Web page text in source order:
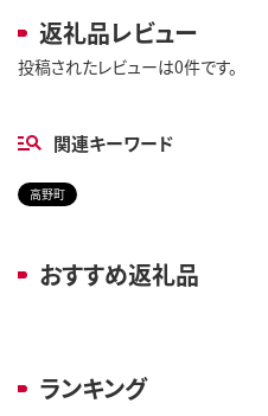
返礼品レビュー
投稿されたレビューは0件です。
関連キーワード
高野町
おすすめ返礼品
ランキング